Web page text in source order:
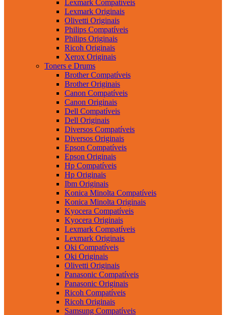
Lexmark Compatíveis
Lexmark Originais
Olivetti Originais
Philips Compatíveis
Philips Originais
Ricoh Originais
Xerox Originais
Toners e Drums
Brother Compatíveis
Brother Originais
Canon Compatíveis
Canon Originais
Dell Compatíveis
Dell Originais
Diversos Compatíveis
Diversos Originais
Epson Compatíveis
Epson Originais
Hp Compatíveis
Hp Originais
Ibm Originais
Konica Minolta Compatíveis
Konica Minolta Originais
Kyocera Compatíveis
Kyocera Originais
Lexmark Compatíveis
Lexmark Originais
Oki Compatíveis
Oki Originais
Olivetti Originais
Panasonic Compatíveis
Panasonic Originais
Ricoh Compatíveis
Ricoh Originais
Samsung Compatíveis